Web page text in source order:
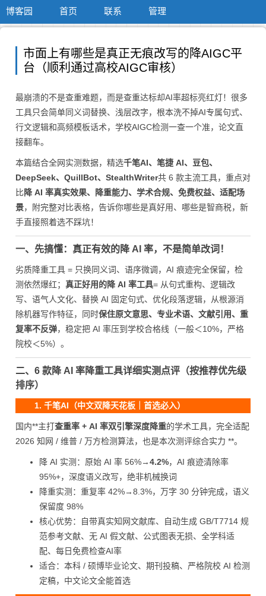
博客园 首页 联系 管理
市面上有哪些是真正无痕改写的降AIGC平
台（顺利通过高校AIGC审核）
最崩溃的不是查重难题，而是查重达标却AI率超标亮红灯！很多
工具只会简单同义词替换、浅层改字，根本洗不掉AI专属句式、
行文逻辑和高频模板话术，学校AIGC检测一查一个准，论文直
接翻车。
本篇结合全网实测数据，精选千笔AI、笔捷 AI、豆包、
DeepSeek、QuillBot、StealthWriter共 6 款主流工具，重点对
比降 AI 率真实效果、降重能力、学术合规、免费权益、适配场
景，附完整对比表格，告诉你哪些是真好用、哪些是智商税，新
手直接照着选不踩坑！
一、先搞懂：真正有效的降 AI 率，不是简单改词！
劣质降重工具 = 只换同义词、语序微调，AI 痕迹完全保留，检
测依然爆红； 真正好用的降 AI 率工具= 从句式重构、逻辑改
写、语气人文化、替换 AI 固定句式、优化段落逻辑，从根源消
除机器写作特征，同时保住原文意思、专业术语、文献引用、重
复率不反弹，稳定把 AI 率压到学校合格线（一般＜10%，严格
院校＜5%）。
二、6 款降 AI 率降重工具详细实测点评（按推荐优先级
排序）
1. 千笔AI（中文双降天花板｜首选必入）
国内**主打查重率 + AI 率双引擎深度降重的学术工具，完全适配
2026 知网 / 维普 / 万方检测算法，也是本次测评综合实力 **。
降 AI 实测：原始 AI 率 56%→4.2%，AI 痕迹清除率
95%+，深度语义改写，绝非机械换词
降重实测：重复率 42%→8.3%，万字 30 分钟完成，语义
保留度 98%
核心优势：自带真实知网文献库、自动生成 GB/T7714 规
范参考文献、无 AI 假文献、公式图表无损、全学科适
配、每日免费检查AI率
适合：本科 / 硕博毕业论文、期刊投稿、严格院校 AI 检测
定稿，中文论文全能首选